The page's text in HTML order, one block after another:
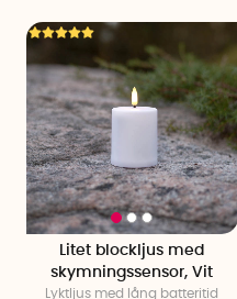
Litet blockljus med
skymningssensor, Vit
Lyktljus med lång batteritid